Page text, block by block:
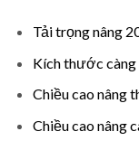
Tải trọng nâng
Kích thước
Chiều cao nâng
Chiều cao nâng